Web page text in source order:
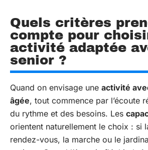
Quels critères
compte pour
activité adaptée
senior ?
Quand on envisage une activité
âgée, tout commence par l’écoute
du rythme et des besoins. Les
orientent naturellement le choix : si
rendez-vous, la marche ou le